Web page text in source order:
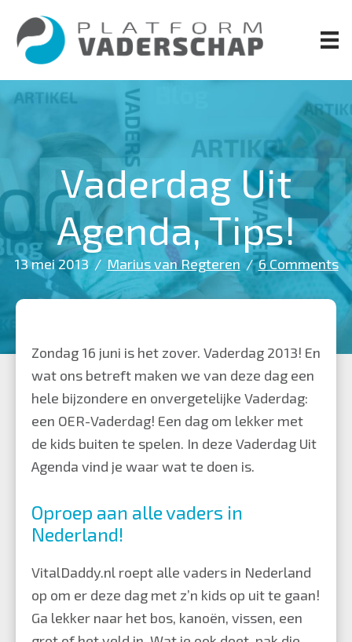
naar
hoofd
inhoud
Vaderdag Uit
Agenda, Tips!
13 mei 2013/ Marius van Regteren /6 Comments
Zondag 16 juni is het zover. Vaderdag 2013! En
wat ons betreft maken we van deze dag een
hele bijzondere en onvergetelijke Vaderdag:
een OER-Vaderdag! Een dag om lekker met
de kids buiten te spelen. In deze Vaderdag Uit
Agenda vind je waar wat te doen is.
Oproep aan alle vaders in
Nederland!
VitalDaddy.nl roept alle vaders in Nederland
op om er deze dag met z’n kids op uit te gaan!
Ga lekker naar het bos, kanoën, vissen, een